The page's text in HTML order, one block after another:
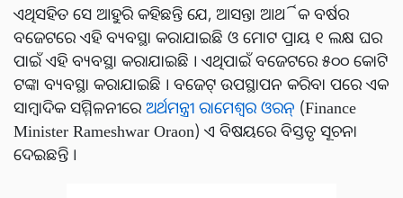
ଏଥିସହିତ ସେ ଆହୁରି କହିଛନ୍ତି ଯେ, ଆସନ୍ତା ଆର୍ଥିକ ବର୍ଷର
ବଜେଟରେ ଏହି ବ୍ୟବସ୍ଥା କରାଯାଇଛି ଓ ମୋଟ ପ୍ରାୟ ୧ ଲକ୍ଷ ଘର
ପାଇଁ ଏହି ବ୍ୟବସ୍ଥା କରାଯାଇଛି । ଏଥିପାଇଁ ବଜେଟରେ ୫୦୦ କୋଟି
ଟଙ୍କା ବ୍ୟବସ୍ଥା କରାଯାଇଛି । ବଜେଟ୍ ଉପସ୍ଥାପନ କରିବା ପରେ ଏକ
ସାମ୍ବାଦିକ ସମ୍ମିଳନୀରେ ଅର୍ଥମନ୍ତ୍ରୀ ରାମେଶ୍ୱର ଓରନ୍ (Finance
Minister Rameshwar Oraon) ଏ ବିଷୟରେ ବିସ୍ତୃତ ସୂଚନା
ଦେଇଛନ୍ତି ।